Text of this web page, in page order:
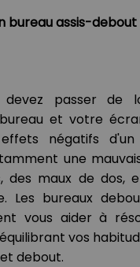
bureau assis-debout
devez passer de
et votre
négatifs
une
des maux de dos,
Les bureaux
vous aider à
vos
debout.